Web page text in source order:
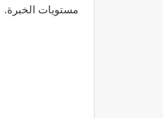
مستويات الخبرة.